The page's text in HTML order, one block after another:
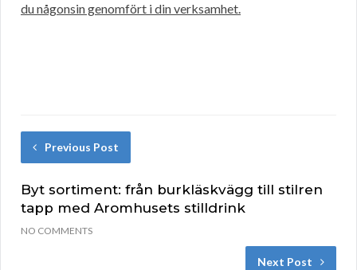
du någonsin genomfört i din verksamhet.
Previous Post
Byt sortiment: från burkläskvägg till stilren
tapp med Aromhusets stilldrink
NO COMMENTS
Next Post